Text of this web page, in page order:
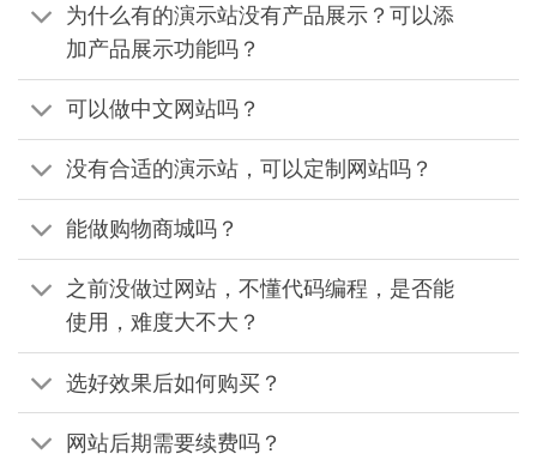
为什么有的演示站没有产品展示？可以添
加产品展示功能吗？
可以做中文网站吗？
没有合适的演示站，可以定制网站吗？
能做购物商城吗？
之前没做过网站，不懂代码编程，是否能
使用，难度大不大？
选好效果后如何购买？
网站后期需要续费吗？